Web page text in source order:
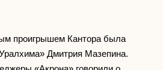
проигрышем Кантора была
Дмитрия Мазепина.